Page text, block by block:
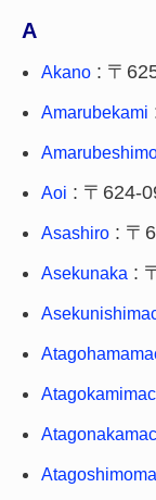
A
Akano : 〒
Amarubekami
Aoi : 〒624-
Asashiro : 〒
Asekunaka :